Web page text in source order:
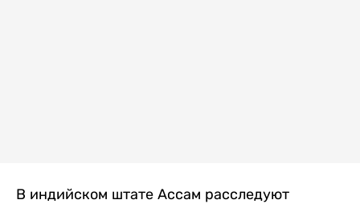
В индийском штате Ассам расследуют